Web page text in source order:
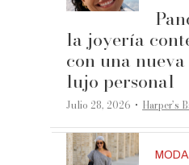
la joyería
con una
lujo personal
Julio 28, 2026 ·Harper’s
MODA